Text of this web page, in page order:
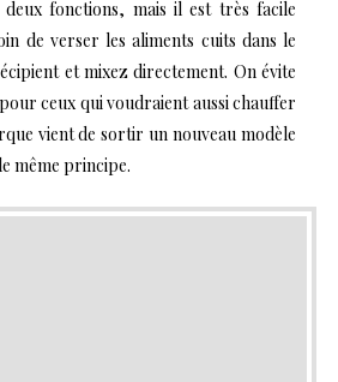
deux fonctions, mais il est très facile
de verser les aliments cuits dans le
et mixez directement. On évite
ceux qui voudraient aussi chauffer
vient de sortir un nouveau modèle
même principe.